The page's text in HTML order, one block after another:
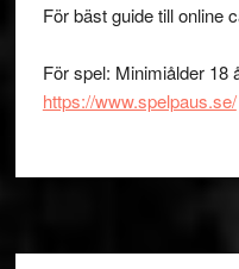
För bäst guide till online
För spel: Minimiålder 18
https://www.spelpaus.se/